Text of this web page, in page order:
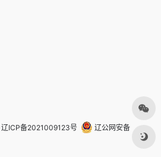
辽ICP备2021009123号
辽公网安备